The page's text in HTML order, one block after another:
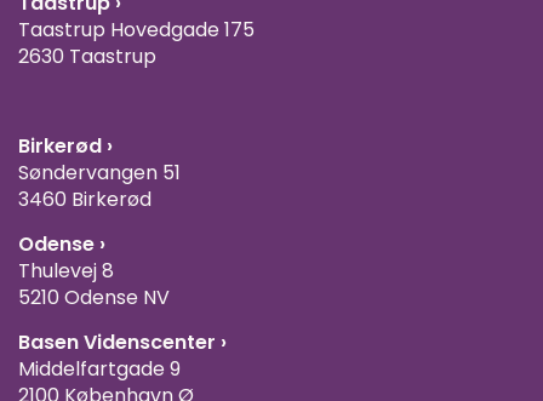
Taastrup Hovedgade 175
2630 Taastrup
Birkerød ›
Søndervangen 51
3460 Birkerød
Odense ›
Thulevej 8
5210 Odense NV
Basen Videnscenter ›
Middelfartgade 9